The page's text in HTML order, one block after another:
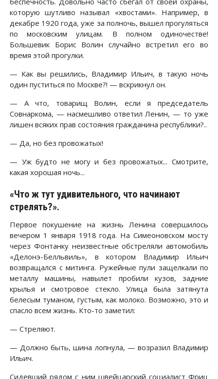
которую шутливо называл «хвостами». Например, в
декабре 1920 года, уже за полночь, вышел прогуляться
по московским улицам. В полном одиночестве!
Большевик Борис Волин случайно встретил его во
время этой прогулки.
— Как вы решились, Владимир Ильич, в такую ночь
один пуститься по Москве?! — вскрикнул он.
— А что, товарищ Волин, если я председатель
Совнаркома, — насмешливо ответил Ленин, — то уже
лишен всяких прав состояния гражданина республики?..
— Да, но без провожатых!
— Уж будто не могу и без провожатых... Смотрите,
какая хорошая ночь...
«Что ж тут удивительного, что начинают
стрелять?».
Первое покушение на жизнь Ленина совершилось
вечером 1 января 1918 года. На Симеоновском мосту
через Фонтанку неизвестные обстреляли автомобиль
«Делонэ-Белльвиль», в котором Владимир Ильич
возвращался с митинга. Ружейные пули защелкали по
металлу машины, навылет пробили кузов, задние
крылья и смотровое стекло. Улица была затянута
белесым туманом, густым, как молоко. Возможно, это и
спасло всем жизнь. Кто-то заметил:
— Стреляют.
— Должно быть, шина лопнула, — возразил Владимир
Ильич.
Сидевший рядом с ним швейцарский социалист Фриц